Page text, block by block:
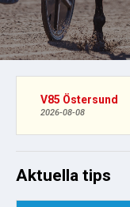
V85 Östersund
2026-08-08
Aktuella tips